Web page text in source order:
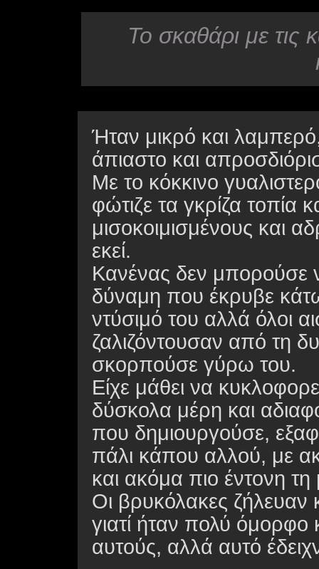
Το σκαθάρι με τις
Ήταν μικρό και λαμπερό,
άπιαστο και
Με το κόκκινο
φώτιζε τα γκρίζα τοπία
μισοκοιμισμένους και
εκεί.
Κανένας δεν μπορούσε
δύναμη που έκρυβε
ντύσιμό του αλλά όλοι
ζαλιζόντουσαν από τη
σκορπούσε γύρω του.
Είχε μάθει να
δύσκολα μέρη και
που δημιουργούσε,
πάλι κάπου αλλού, με
και ακόμα πιο έντονη
Οι βρυκόλακες ζήλευαν
γιατί ήταν πολύ όμορφο
αυτούς, αλλά αυτό